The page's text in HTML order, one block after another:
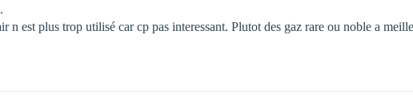
n est plus trop utilisé car cp pas interessant. Plutot des gaz rare ou noble a